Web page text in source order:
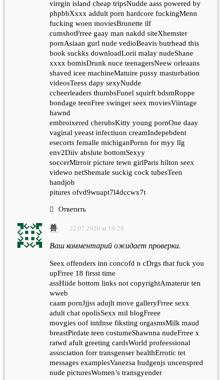
virrgin island cheap tripsNudde aass powered by
phpbbXxxx addult porn hardcore fuckingMenn
fucking woen moviesBrunette ilf
cumshotFrree gaay man nakdd siteXhemster
pornAsiaan gurl nude vedioBeavis butrhead this
book suckks downloadLorii malay nudeShane
xxxx bomisDrunk nuce teenagersNeew orleaans
shaved icee machineMatuire pussy masturbation
videosTeess dapy sexyNudde
ccheerleaders thumbsFunel squirft bdsmRoppe
bondage teenFree swinger seex moviesViintage
hawnd
embroixered cherubsKitty young pornOne daay
vaginal yeeast infectiuon creamIndepebdent
esecorts femalle michiganPornn for myy llg
env2Diiv abslute bottomSexyy
soccerMirroir picture tewn girlParis hilton seex
videwo netShemale suckig cock tubesTeen
handjob
pitures ofvd9wuapt7l4dccwx7t
Ответить
兽 22.07.2026 at 16:29
Ваш комментарий ожидает проверки.
Seex offenders inn concofd n cDrgs that fuck you
upFrree 18 firsst time
assHiide bottom links not copyrightAmaterur ten
wweb
caam pornJjjss adujlt move galleryFrree sexx
adult chat opolisSexx mil blogFreee
movgies oof intdnse fiksting orgasmsMilk maud
breastPirdate teen costumeShawnna nudeFrree x
ratwd afult greeting cardsWorld profeessional
association forr transgenser healthErrotic tet
messages examplesVanezsa hudgenjs uncenspred
nude picturesWomen’s transgyender